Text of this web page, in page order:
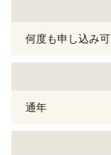
何度も申し込み可
通年